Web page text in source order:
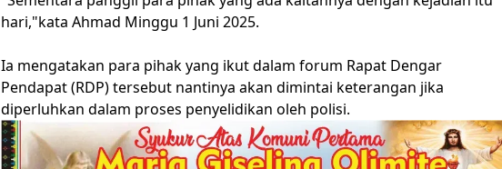
hari,"kata Ahmad Minggu 1 Juni 2025.
Ia mengatakan para pihak yang ikut dalam forum Rapat Dengar
Pendapat (RDP) tersebut nantinya akan dimintai keterangan jika
diperluhkan dalam proses penyelidikan oleh polisi.